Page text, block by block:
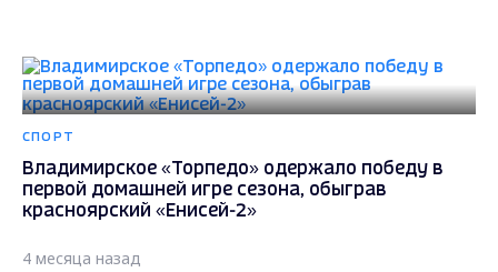
СПОРТ
Владимирское «Торпедо» одержало победу в
первой домашней игре сезона, обыграв
красноярский «Енисей-2»
4 месяца назад